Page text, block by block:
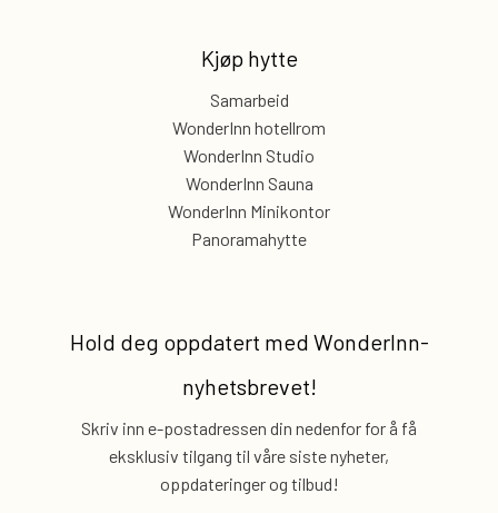
Kjøp hytte
Samarbeid
WonderInn hotellrom
WonderInn Studio
WonderInn Sauna
WonderInn Minikontor
Panoramahytte
Hold deg oppdatert med WonderInn-
nyhetsbrevet!
Skriv inn e-postadressen din nedenfor for å få
eksklusiv tilgang til våre siste nyheter,
oppdateringer og tilbud!